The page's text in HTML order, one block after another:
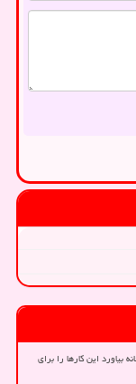
بیاورد این کارها را برای